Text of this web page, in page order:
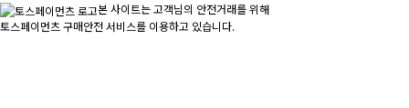
본 사이트는 고객님의 안전거래를 위해
토스페이먼츠 구매안전 서비스를 이용하고 있습니다.